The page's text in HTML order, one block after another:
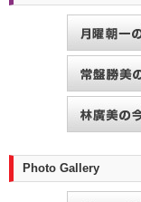
Photo Gallery